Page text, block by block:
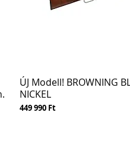
ÚJ Modell! BROWNING
NICKEL
Ár
449 990 Ft